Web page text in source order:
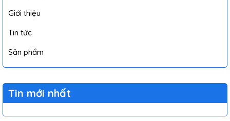
Giới thiệu
Tin tức
Sản phẩm
Tin mới nhất